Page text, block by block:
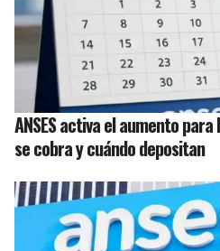
ANSES activa el aumento
se cobra y cuándo depositan